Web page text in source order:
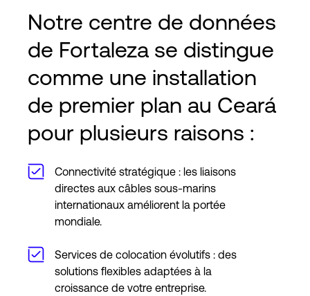
Notre centre de données
de Fortaleza se distingue
comme une installation
de premier plan au Ceará
pour plusieurs raisons :
Connectivité stratégique : les liaisons
directes aux câbles sous-marins
internationaux améliorent la portée
mondiale.
Services de colocation évolutifs : des
solutions flexibles adaptées à la
croissance de votre entreprise.